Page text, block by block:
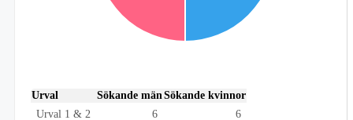
Urval Sökande män Sökande kvinnor
Urval 1 & 2
6 6